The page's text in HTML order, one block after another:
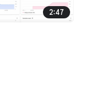
2:47